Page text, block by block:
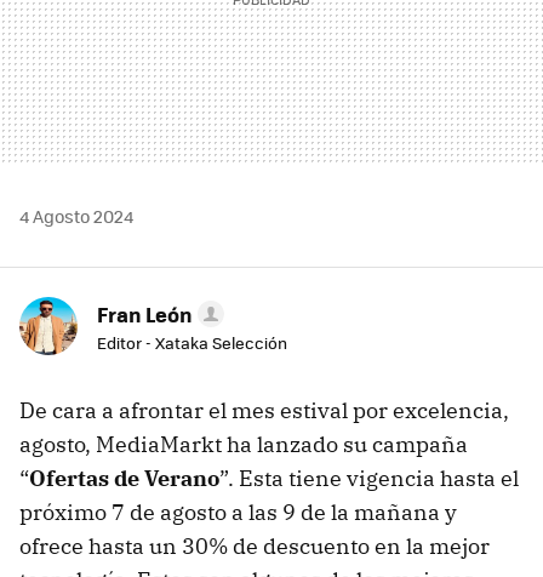
4 Agosto 2024
Fran León
Editor - Xataka Selección
De cara a afrontar el mes estival por excelencia,
agosto, MediaMarkt ha lanzado su campaña
“Ofertas de Verano”. Esta tiene vigencia hasta el
próximo 7 de agosto a las 9 de la mañana y
ofrece hasta un 30% de descuento en la mejor